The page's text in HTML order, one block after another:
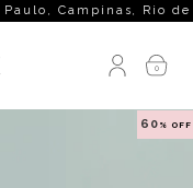
Campinas, Rio de
0
60 % OFF